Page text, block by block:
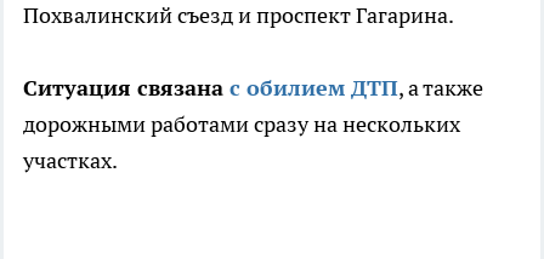
Похвалинский съезд и проспект Гагарина.
Ситуация связана с обилием ДТП, а также
дорожными работами сразу на нескольких
участках.